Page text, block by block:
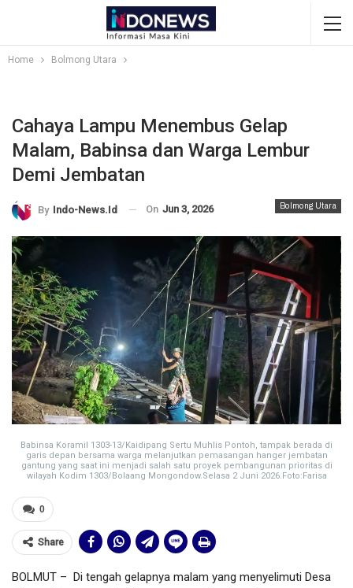
Home Bolmong Utara
Cahaya Lampu Menembus Gelap
Malam, Babinsa dan Warga Lembur
Demi Jembatan
Bolmong Utara
By Indo-News.id On Jun 3, 2026
Babinsa Koramil 1303-13/Kaidipang Sertu Muhlis Pontoh, tampak berada di
garis depan bersama warga melanjutkan pemasangan hanger jembatan
gantung yang saat ini menjadi salah satu proyek pembangunan prioritas di
wilayah Kodim 1303/Bolaang Mongondow.Selasa 2 Juni 2026.Foto:Farisa
0
Share
BOLMUT – Di tengah gelapnya malam yang menyelimuti Desa